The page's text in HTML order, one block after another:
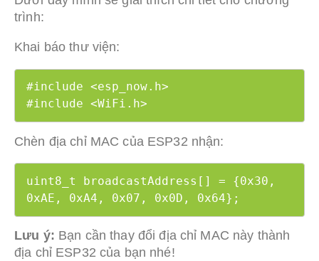
trình:
Khai báo thư viện:
#include <esp_now.h>
#include <WiFi.h>
Chèn địa chỉ MAC của ESP32 nhận:
uint8_t broadcastAddress[] = {0x30,
0xAE, 0xA4, 0x07, 0x0D, 0x64};
Lưu ý: Bạn cần thay đổi địa chỉ MAC này thành
địa chỉ ESP32 của bạn nhé!